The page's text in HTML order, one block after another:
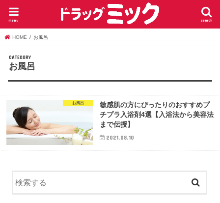
search
menu
HOME お風呂
お風呂
お風呂
敏感肌の方にぴったりのおすすめプ
チプラ入浴剤4選【入浴法から美容法
まで伝授】
2021.08.10